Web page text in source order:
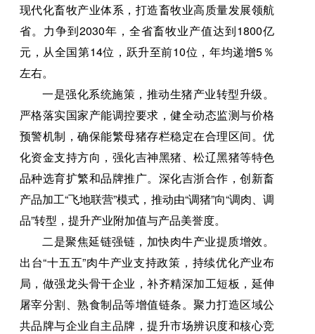
现代化畜牧产业体系，打造畜牧业高质量发展领航
省。力争到2030年，全省畜牧业产值达到1800亿
元，从全国第14位，跃升至前10位，年均递增5％
左右。
一是强化系统施策，推动生猪产业转型升级。
严格落实国家产能调控要求，健全动态监测与价格
预警机制，确保能繁母猪存栏稳定在合理区间。优
化资金支持方向，强化吉神黑猪、松辽黑猪等特色
品种选育扩繁和品牌推广。深化吉浙合作，创新畜
产品加工“飞地联营”模式，推动由“调猪”向“调肉、调
品”转型，提升产业附加值与产品美誉度。
二是聚焦延链强链，加快肉牛产业提质增效。
出台“十五五”肉牛产业支持政策，持续优化产业布
局，做强龙头骨干企业，补齐精深加工短板，延伸
屠宰分割、熟食制品等增值链条。聚力打造区域公
共品牌与企业自主品牌，提升市场辨识度和核心竞